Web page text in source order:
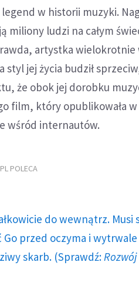
w historii muzyki.
miliony ludzi na całym
artystka wielokrotnie
styl jej życia budził
że obok jej dorobku
film, który opublikowała
wśród internautów.
POLECA
do wewnątrz. Musi
przed oczyma i
skarb. (Sprawdź: